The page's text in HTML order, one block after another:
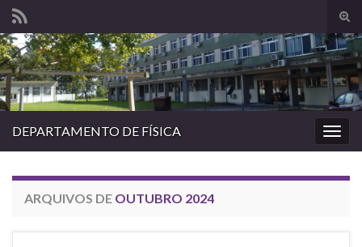
de
Search for:
DEPARTAMENTO DE FÍSICA
ARQUIVOS DE OUTUBRO 2024